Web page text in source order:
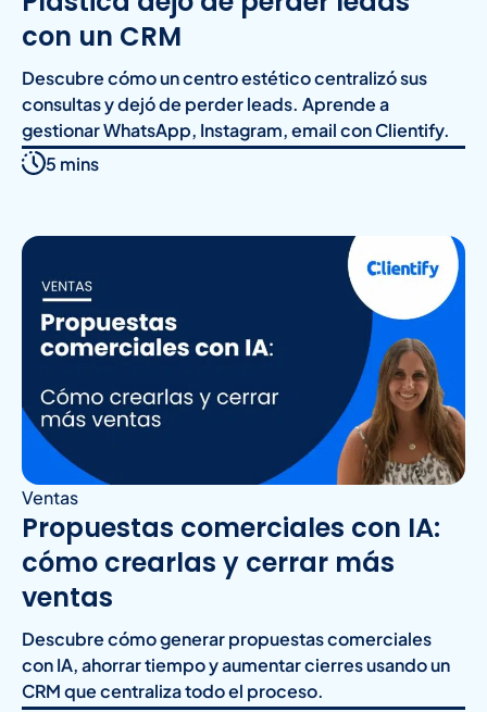
con un CRM
Descubre cómo un centro estético centralizó sus
consultas y dejó de perder leads. Aprende a
gestionar WhatsApp, Instagram, email con Clientify.
5 mins
Ventas
Propuestas comerciales con IA:
cómo crearlas y cerrar más
ventas
Descubre cómo generar propuestas comerciales
con IA, ahorrar tiempo y aumentar cierres usando un
CRM que centraliza todo el proceso.